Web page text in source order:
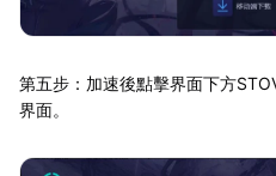
第五步：加速後點擊界面下方
界面。